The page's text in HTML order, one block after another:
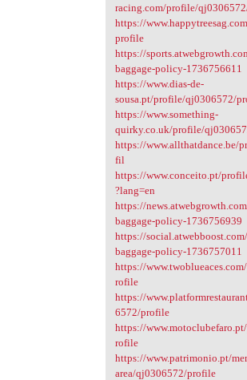
racing.com/profile/
https://
profile
https://
baggage-policy-1736756611
https://www.dias-de-
sousa.pt/profile/qj0306572/
https://www.something-
quirky.co.uk/profile/
https://www.allthatdance.be/
fil
https://www.conceito.pt/
?lang=en
https://
baggage-policy-1736756939
https://
baggage-policy-1736757011
https://
rofile
https://
6572/profile
https://
rofile
https://www.patrimonio.pt/
area/qj0306572/profile